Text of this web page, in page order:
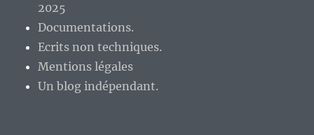
2025
Documentations.
Ecrits non techniques.
Mentions légales
Un blog indépendant.